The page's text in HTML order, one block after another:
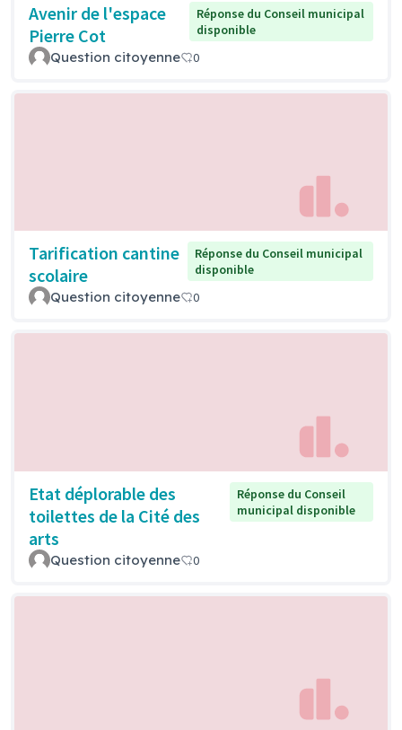
Avenir de l'espace
Pierre Cot
Réponse du Conseil municipal
disponible
Question citoyenne 0
Tarification cantine
scolaire
Réponse du Conseil municipal
disponible
Question citoyenne 0
Etat déplorable des
toilettes de la Cité des
arts
Réponse du Conseil
municipal disponible
Question citoyenne 0